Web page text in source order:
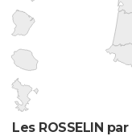
Les ROSSELIN